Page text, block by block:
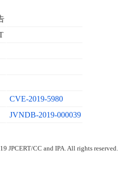
CVE-2019-5980
JVNDB-2019-000039
JPCERT/CC and IPA. All rights reserved.